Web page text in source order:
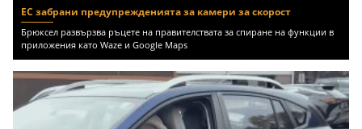
ЕС забрани предупрежденията за камери за скорост
Брюксел развързва ръцете на правителствата за спиране на функции в
приложения като Waze и Google Maps